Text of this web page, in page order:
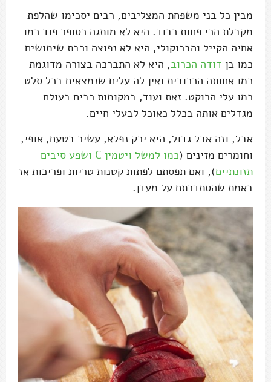
מבין כל בני משפחת המצליבים, רבים יסכימו שהלפת
מקבלת הכי פחות כבוד. היא לא מותגה כסופר פוד כמו
אחיה הקייל והברוקולי, היא לא נפוצה ורבת שימושים
כמו בן דודה הכרוב, היא לא התברכה בצורה מדוגמת
כמו אחותה הכרובית ואין לה עלים שנמצאים בכל סלט
כמו עלי הרוקט. זאת ועוד, במקומות רבים בעולם
מגדלים אותה בכלל כאוכל לבעלי חיים.
אבל, וזה אבל גדול, היא ירק נפלא, עשיר בטעם, אופי,
וחומרים מזינים (
כמו למשל ויטמין C ושפע סיבים
תזונתיים), ואם תפסתם לפתות קטנות טריות ופריכות אז
באמת שהסתדרתם על מעדן.